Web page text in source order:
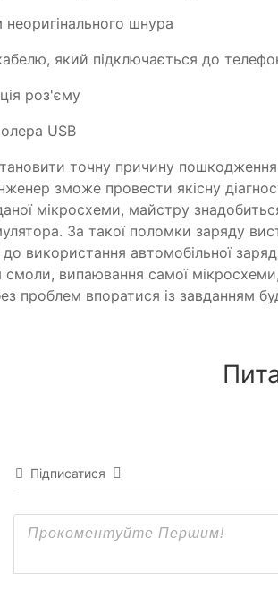
шнура
який підключається до
роз'єму
USB
точну причину пошкодження
зможе провести якісну
мікросхеми, майстру
За такої поломки заряду
використання автомобільної
смоли, випаювання самої
проблем впоратися із завданням
Підписатися